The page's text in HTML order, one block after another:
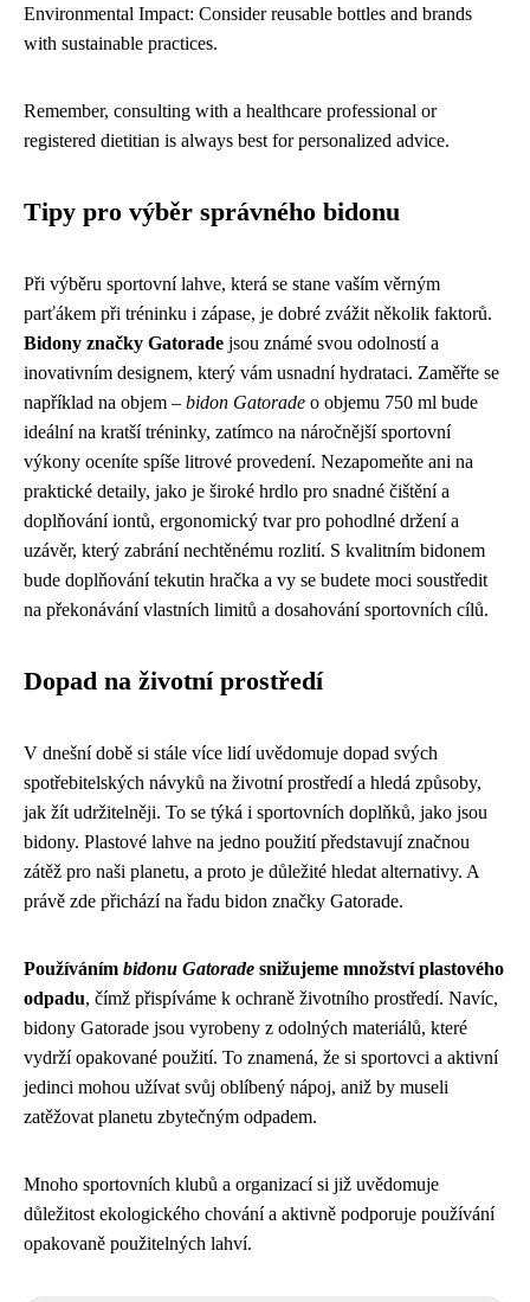
Environmental Impact: Consider reusable bottles and brands
with sustainable practices.
Remember, consulting with a healthcare professional or
registered dietitian is always best for personalized advice.
Tipy pro výběr správného bidonu
Při výběru sportovní lahve, která se stane vaším věrným
parťákem při tréninku i zápase, je dobré zvážit několik faktorů.
Bidony značky Gatorade jsou známé svou odolností a
inovativním designem, který vám usnadní hydrataci. Zaměřte se
například na objem – bidon Gatorade o objemu 750 ml bude
ideální na kratší tréninky, zatímco na náročnější sportovní
výkony oceníte spíše litrové provedení. Nezapomeňte ani na
praktické detaily, jako je široké hrdlo pro snadné čištění a
doplňování iontů, ergonomický tvar pro pohodlné držení a
uzávěr, který zabrání nechtěnému rozlití. S kvalitním bidonem
bude doplňování tekutin hračka a vy se budete moci soustředit
na překonávání vlastních limitů a dosahování sportovních cílů.
Dopad na životní prostředí
V dnešní době si stále více lidí uvědomuje dopad svých
spotřebitelských návyků na životní prostředí a hledá způsoby,
jak žít udržitelněji. To se týká i sportovních doplňků, jako jsou
bidony. Plastové lahve na jedno použití představují značnou
zátěž pro naši planetu, a proto je důležité hledat alternativy. A
právě zde přichází na řadu bidon značky Gatorade.
Používáním bidonu Gatorade snižujeme množství plastového
odpadu, čímž přispíváme k ochraně životního prostředí. Navíc,
bidony Gatorade jsou vyrobeny z odolných materiálů, které
vydrží opakované použití. To znamená, že si sportovci a aktivní
jedinci mohou užívat svůj oblíbený nápoj, aniž by museli
zatěžovat planetu zbytečným odpadem.
Mnoho sportovních klubů a organizací si již uvědomuje
důležitost ekologického chování a aktivně podporuje používání
opakovaně použitelných lahví.